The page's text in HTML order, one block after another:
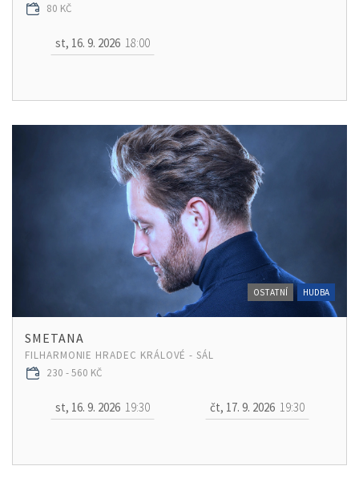
80 KČ
st, 16. 9. 2026 18:00
OSTATNÍ HUDBA
SMETANA
FILHARMONIE HRADEC KRÁLOVÉ - SÁL
230 - 560 KČ
st, 16. 9. 2026 19:30 čt, 17. 9. 2026 19:30